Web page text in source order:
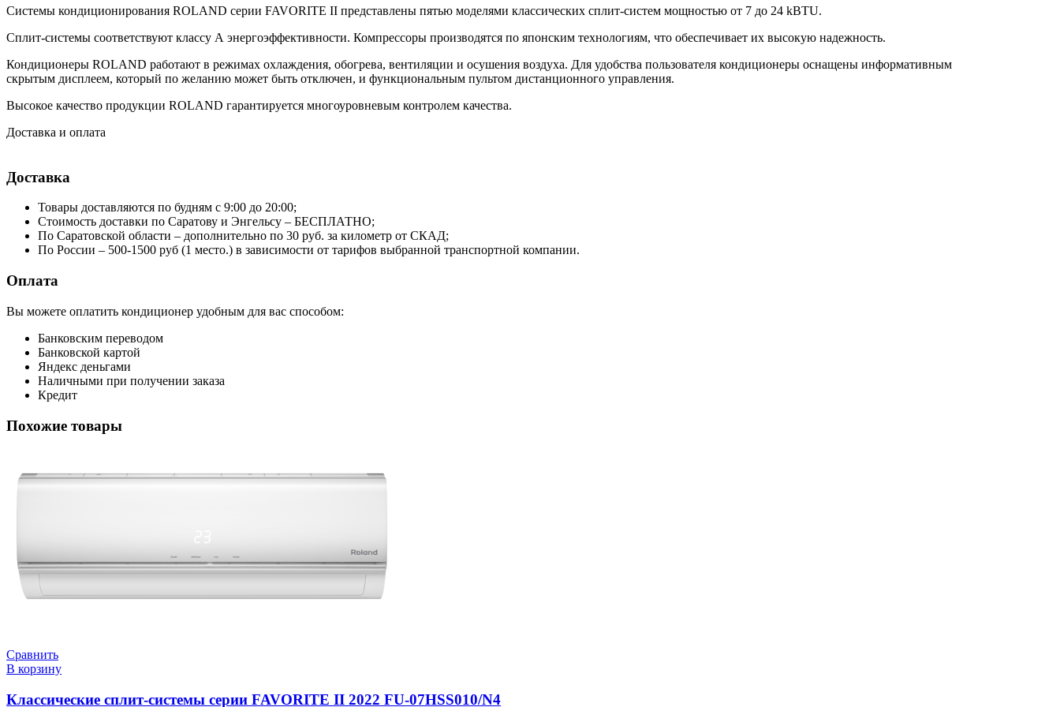
18HSS010/N4
Системы кондиционирования ROLAND серии FAVORITE II представлены пятью моделями классических сплит-систем мощностью от 7 до 24 kBTU.
Сплит-системы соответствуют классу А энергоэффективности. Компрессоры производятся по японским технологиям, что обеспечивает их высокую надежность.
Кондиционеры ROLAND работают в режимах охлаждения, обогрева, вентиляции и осушения воздуха. Для удобства пользователя кондиционеры оснащены информативным
скрытым дисплеем, который по желанию может быть отключен, и функциональным пультом дистанционного управления.
Высокое качество продукции ROLAND гарантируется многоуровневым контролем качества.
Доставка и оплата
Доставка
Товары доставляются по будням с 9:00 до 20:00;
Стоимость доставки по Саратову и Энгельсу – БЕСПЛАТНО;
По Саратовской области – дополнительно по 30 руб. за километр от СКАД;
По России – 500-1500 руб (1 место.) в зависимости от тарифов выбранной транспортной компании.
Оплата
Вы можете оплатить кондиционер удобным для вас способом:
Банковским переводом
Банковской картой
Яндекс деньгами
Наличными при получении заказа
Кредит
Похожие товары
Сравнить
В корзину
Классические сплит-системы серии FAVORITE II 2022 FU-07HSS010/N4